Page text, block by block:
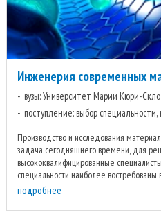
Инженерия современных
вузы: Университет Марии Кюри-
поступление: выбор специальности,
Производство и исследования
задача сегодняшнего времени, для
высококвалифицированные
специальности наиболее
подробнее